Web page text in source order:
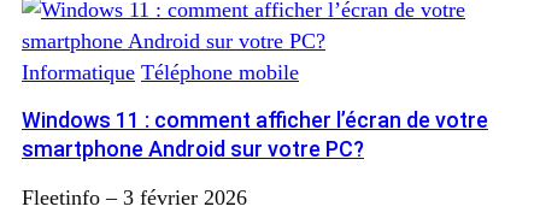
Informatique Téléphone mobile
Windows 11 : comment afficher l’écran de votre
smartphone Android sur votre PC?
Fleetinfo – 3 février 2026